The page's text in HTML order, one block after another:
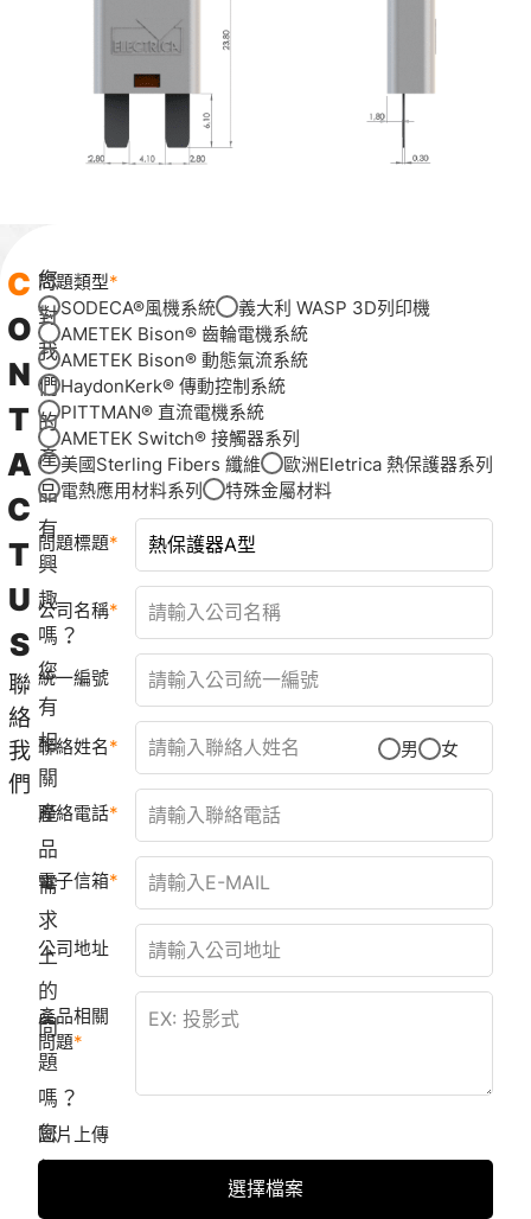
C
O
N
T
A
C
T
U
S
聯
絡
我
們
您
對
我
們
的
產
品
有
興
趣
嗎？
您
有
相
關
產
品
需
求
上
的
問
題
嗎？
您
都
問題類型
SODECA®風機系統
義大利 WASP 3D列印機
AMETEK Bison® 齒輪電機系統
AMETEK Bison® 動態氣流系統
HaydonKerk® 傳動控制系統
PITTMAN® 直流電機系統
AMETEK Switch® 接觸器系列
美國Sterling Fibers 纖維
歐洲Eletrica 熱保護器系列
電熱應用材料系列
特殊金屬材料
問題標題
公司名稱
統一編號
聯絡姓名 男 女
聯絡電話
電子信箱
公司地址
產品相關
問題
圖片上傳
選擇檔案